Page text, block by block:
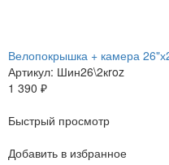
Велопокрышка + камера
Артикул: Шин26\2кroz
1 390 ₽
Быстрый просмотр
Добавить в избранное